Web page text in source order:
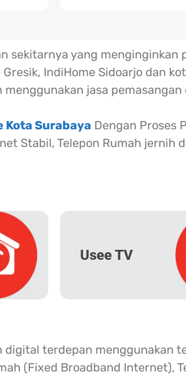
sekitarnya yang menginginkan
IndiHome Sidoarjo dan
menggunakan jasa pemasangan
Kota Surabaya Dengan Proses
Stabil, Telepon Rumah
Usee TV
digital terdepan menggunakan
(Fixed Broadband Internet),